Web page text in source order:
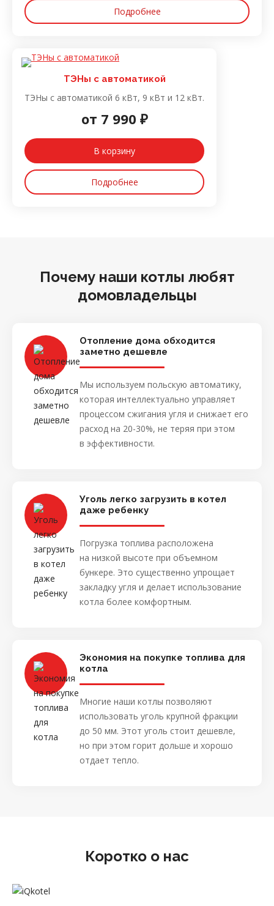
Подробнее
ТЭНы с автоматикой
ТЭНы с автоматикой 6 кВт, 9 кВт и 12 кВт.
от 7 990 ₽
В корзину
Подробнее
Почему наши котлы любят
домовладельцы
Отопление дома обходится
заметно дешевле
Мы используем польскую автоматику,
которая интеллектуально управляет
процессом сжигания угля и снижает его
расход на 20-30%, не теряя при этом
в эффективности.
Уголь легко загрузить в котел
даже ребенку
Погрузка топлива расположена
на низкой высоте при объемном
бункере. Это существенно упрощает
закладку угля и делает использование
котла более комфортным.
Экономия на покупке топлива для
котла
Многие наши котлы позволяют
использовать уголь крупной фракции
до 50 мм. Этот уголь стоит дешевле,
но при этом горит дольше и хорошо
отдает тепло.
Коротко о нас